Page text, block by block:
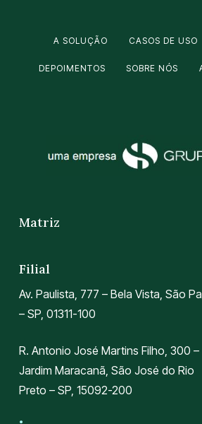
A SOLUÇÃO CASOS DE USO
DEPOIMENTOS SOBRE NÓS
Matriz
Filial
Av. Paulista, 777 – Bela Vista, São
– SP, 01311-100
R. Antonio José Martins Filho, 300 –
Jardim Maracanã, São José do Rio
Preto – SP, 15092-200